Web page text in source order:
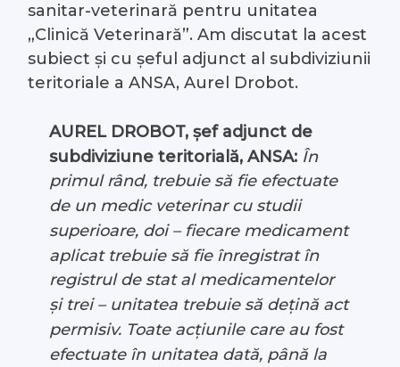
sanitar-veterinară pentru unitatea
„Clinică Veterinară”. Am discutat la acest
subiect și cu șeful adjunct al subdiviziunii
teritoriale a ANSA, Aurel Drobot.
AUREL DROBOT, șef adjunct de
subdiviziune teritorială, ANSA: În
primul rând, trebuie să fie efectuate
de un medic veterinar cu studii
superioare, doi – fiecare medicament
aplicat trebuie să fie înregistrat în
registrul de stat al medicamentelor
și trei – unitatea trebuie să dețină act
permisiv. Toate acțiunile care au fost
efectuate în unitatea dată, până la